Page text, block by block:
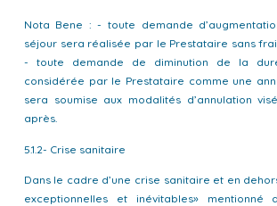
Nota Bene : - toute demande
séjour sera réalisée par le Prestataire sans
- toute demande de diminution de la
considérée par le Prestataire comme une
sera soumise aux modalités d’annulation
après.
5.1.2- Crise sanitaire
Dans le cadre d’une crise sanitaire et en
exceptionnelles et inévitables»